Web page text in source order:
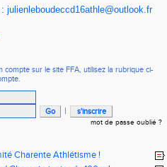
julienleboudeccd16athle@outlook.fr
sur le site FFA, utilisez la rubrique ci-
|
mot de passe oublié ?
Charente Athlétisme !